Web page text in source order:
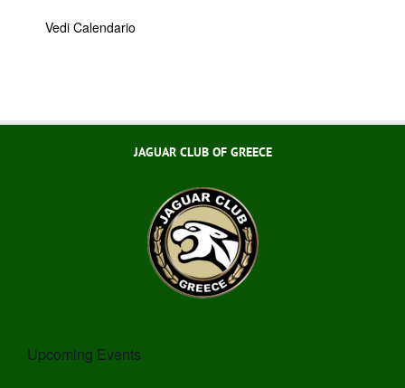
Vedi Calendario
JAGUAR CLUB OF GREECE
Upcoming Events